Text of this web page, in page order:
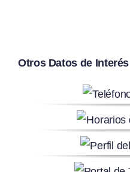
Otros Datos de Interés